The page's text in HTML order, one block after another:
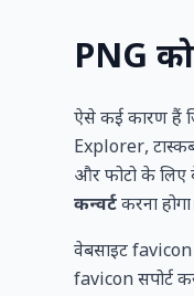
PNG
ऐसे कई कारण हैं
Explorer,
और फोटो के
कन्वर्टकरना
वेबसाइट favicon
favicon सपोर्ट